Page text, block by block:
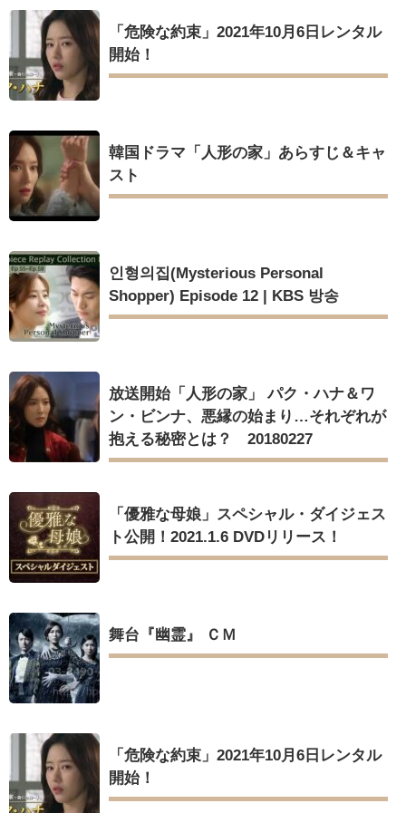
「危険な約束」2021年10月6日レンタル
開始！
韓国ドラマ「人形の家」あらすじ＆キャ
スト
인형의집(Mysterious Personal
Shopper) Episode 12 | KBS 방송
放送開始「人形の家」 パク・ハナ＆ワ
ン・ビンナ、悪縁の始まり…それぞれが
抱える秘密とは？ 20180227
「優雅な母娘」スペシャル・ダイジェス
ト公開！2021.1.6 DVDリリース！
舞台『幽霊』 ＣＭ
「危険な約束」2021年10月6日レンタル
開始！